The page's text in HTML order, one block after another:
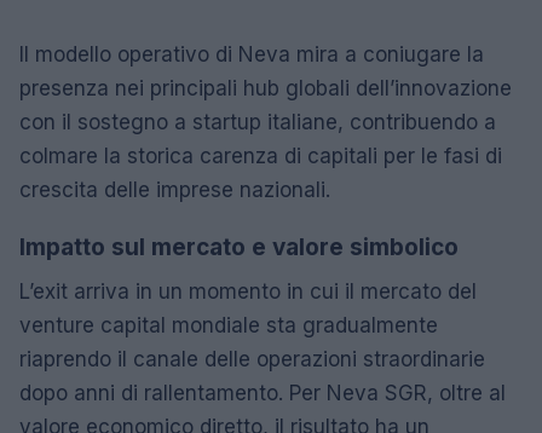
Il modello operativo di Neva mira a coniugare la
presenza nei principali hub globali dell’innovazione
con il sostegno a startup italiane, contribuendo a
colmare la storica carenza di capitali per le fasi di
crescita delle imprese nazionali.
Impatto sul mercato e valore simbolico
L’exit arriva in un momento in cui il mercato del
venture capital mondiale sta gradualmente
riaprendo il canale delle operazioni straordinarie
dopo anni di rallentamento. Per Neva SGR, oltre al
valore economico diretto, il risultato ha un